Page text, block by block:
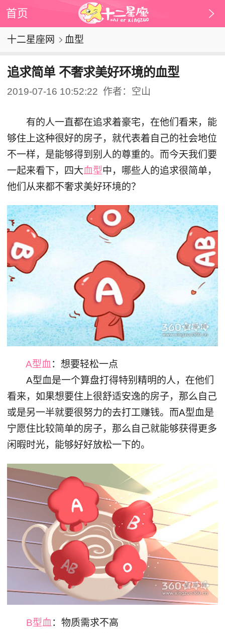
首页
十二星座网 血型
追求简单 不奢求美好环境的血型
2019-07-16 10:52:22 作者：空山
有的人一直都在追求着豪宅，在他们看来，能
够住上这种很好的房子，就代表着自己的社会地位
不一样，是能够得到别人的尊重的。而今天我们要
一起来看下，四大血型中，哪些人的追求很简单，
他们从来都不奢求美好环境的？
A型血：想要轻松一点
A型血是一个算盘打得特别精明的人，在他们
看来，如果想要住上很舒适安逸的房子，那么自己
或是另一半就要很努力的去打工赚钱。而A型血是
宁愿住比较简单的房子，那么自己就能够获得更多
闲暇时光，能够好好放松一下的。
B型血 ：物质需求不高